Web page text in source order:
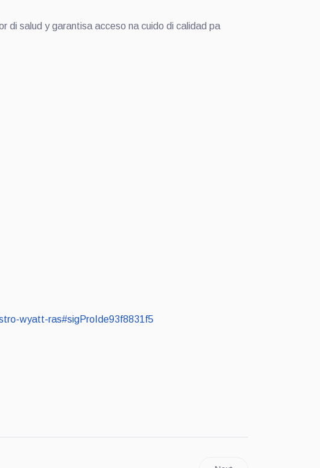
di salud y garantisa acceso na cuido di calidad pa
wyatt-ras#sigProIde93f8831f5